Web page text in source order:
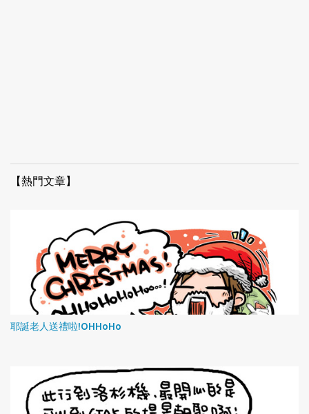
【熱門文章】
耶誕老人送禮啦!OHHoHo